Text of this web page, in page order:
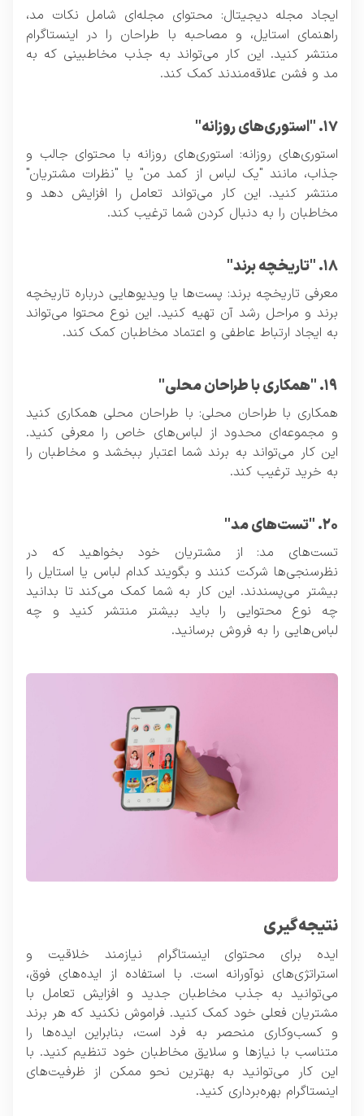
ایجاد مجله دیجیتال: محتوای مجله‌ای شامل نکات مد،
راهنمای استایل، و مصاحبه با طراحان را در اینستاگرام
منتشر کنید. این کار می‌تواند به جذب مخاطبینی که به
مد و فشن علاقه‌مندند کمک کند.
۱۷. "استوری‌های روزانه"
استوری‌های روزانه: استوری‌های روزانه با محتوای جالب و
جذاب، مانند "یک لباس از کمد من" یا "نظرات مشتریان"
منتشر کنید. این کار می‌تواند تعامل را افزایش دهد و
مخاطبان را به دنبال کردن شما ترغیب کند.
۱۸. "تاریخچه برند"
معرفی تاریخچه برند: پست‌ها یا ویدیوهایی درباره تاریخچه
برند و مراحل رشد آن تهیه کنید. این نوع محتوا می‌تواند
به ایجاد ارتباط عاطفی و اعتماد مخاطبان کمک کند.
۱۹. "همکاری با طراحان محلی"
همکاری با طراحان محلی: با طراحان محلی همکاری کنید
و مجموعه‌ای محدود از لباس‌های خاص را معرفی کنید.
این کار می‌تواند به برند شما اعتبار ببخشد و مخاطبان را
به خرید ترغیب کند.
۲۰. "تست‌های مد"
تست‌های مد: از مشتریان خود بخواهید که در
نظرسنجی‌ها شرکت کنند و بگویند کدام لباس یا استایل را
بیشتر می‌پسندند. این کار به شما کمک می‌کند تا بدانید
چه نوع محتوایی را باید بیشتر منتشر کنید و چه
لباس‌هایی را به فروش برسانید.
نتیجه‌گیری
ایده برای محتوای اینستاگرام نیازمند خلاقیت و
استراتژی‌های نوآورانه است. با استفاده از ایده‌های فوق،
می‌توانید به جذب مخاطبان جدید و افزایش تعامل با
مشتریان فعلی خود کمک کنید. فراموش نکنید که هر برند
و کسب‌وکاری منحصر به فرد است، بنابراین ایده‌ها را
متناسب با نیازها و سلایق مخاطبان خود تنظیم کنید. با
این کار می‌توانید به بهترین نحو ممکن از ظرفیت‌های
اینستاگرام بهره‌برداری کنید.